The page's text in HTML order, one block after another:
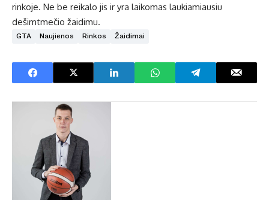
rinkoje. Ne be reikalo jis ir yra laikomas laukiamiausiu
dešimtmečio žaidimu.
GTA Naujienos Rinkos Žaidimai